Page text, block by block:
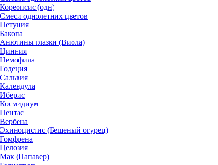
Кореопсис (одн)
Смеси однолетних цветов
Петуния
Бакопа
Анютины глазки (Виола)
Цинния
Немофила
Годеция
Сальвия
Календула
Иберис
Космидиум
Пентас
Вербена
Эхиноцистис (Бешеный огурец)
Гомфрена
Целозия
Мак (Папавер)